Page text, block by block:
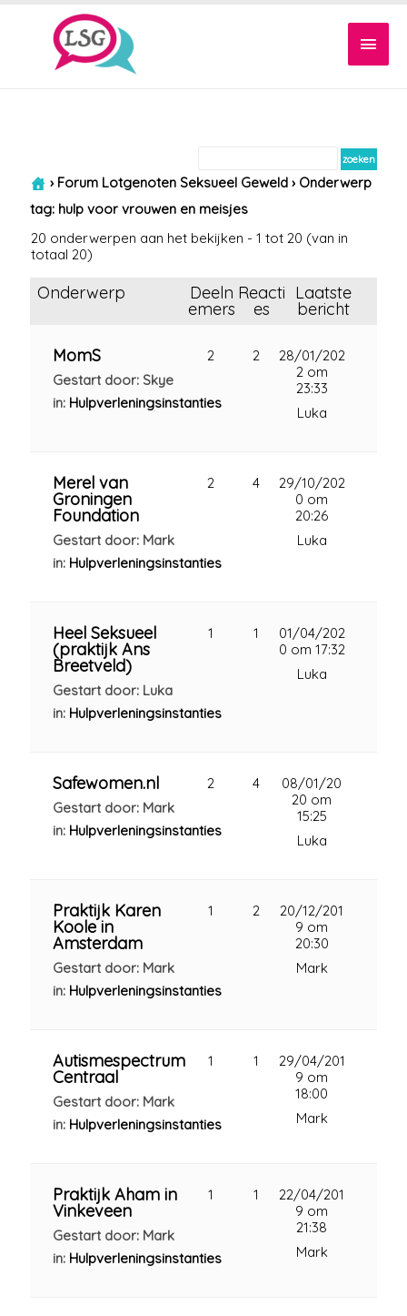
› Forum Lotgenoten Seksueel Geweld › Onderwerp
tag: hulp voor vrouwen en meisjes
20 onderwerpen aan het bekijken - 1 tot 20 (van in
totaal 20)
Onderwerp Deeln
emers
Reacti
es
Laatste
bericht
MomS
Gestart door: Skye
in: Hulpverleningsinstanties
2 2
28/01/202
2 om
23:33
Luka
Merel van
Groningen
Foundation
Gestart door: Mark
in: Hulpverleningsinstanties
2 4
29/10/202
0 om
20:26
Luka
Heel Seksueel
(praktijk Ans
Breetveld)
Gestart door: Luka
in: Hulpverleningsinstanties
1 1
01/04/202
0 om 17:32
Luka
Safewomen.nl
Gestart door: Mark
in: Hulpverleningsinstanties
2 4
08/01/20
20 om
15:25
Luka
Praktijk Karen
Koole in
Amsterdam
Gestart door: Mark
in: Hulpverleningsinstanties
1 2
20/12/201
9 om
20:30
Mark
Autismespectrum
Centraal
Gestart door: Mark
in: Hulpverleningsinstanties
1 1
29/04/201
9 om
18:00
Mark
Praktijk Aham in
Vinkeveen
Gestart door: Mark
in: Hulpverleningsinstanties
1 1
22/04/201
9 om
21:38
Mark